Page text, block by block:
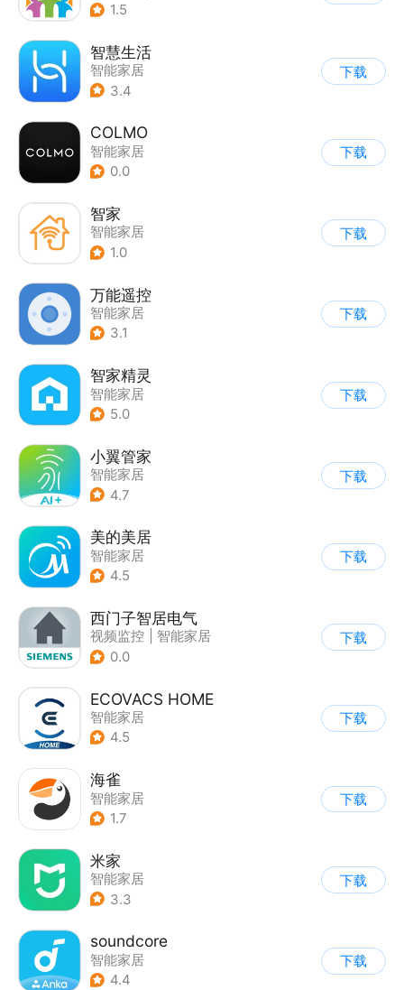
1.5
智慧生活
智能家居
3.4
下载
COLMO
智能家居
0.0
下载
智家
智能家居
1.0
下载
万能遥控
智能家居
3.1
下载
智家精灵
智能家居
5.0
下载
小翼管家
智能家居
4.7
下载
美的美居
智能家居
4.5
下载
西门子智居电气
视频监控
智能家居
0.0
下载
ECOVACS HOME
智能家居
4.5
下载
海雀
智能家居
1.7
下载
米家
智能家居
3.3
下载
soundcore
智能家居
4.4
下载